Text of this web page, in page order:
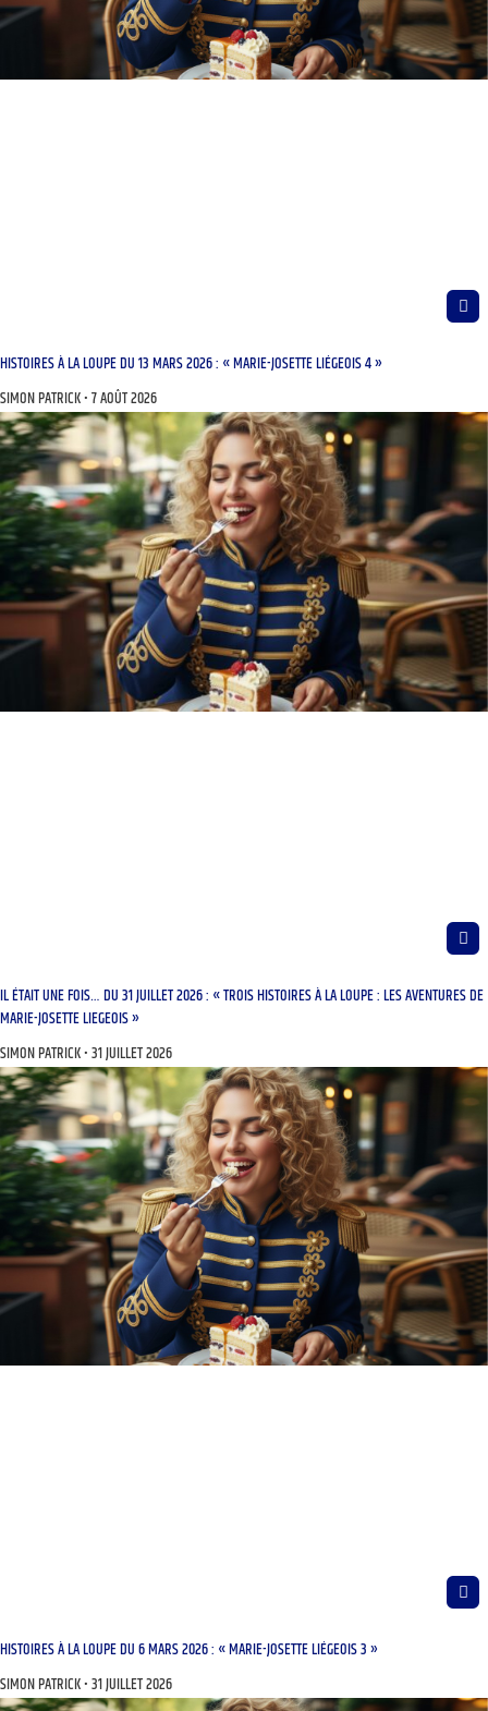
HISTOIRES À LA LOUPE DU 13 MARS 2026 : « MARIE-JOSETTE LIÉGEOIS 4 »
SIMON PATRICK 7 AOÛT 2026
IL ÉTAIT UNE FOIS… DU 31 JUILLET 2026 : « TROIS HISTOIRES À LA LOUPE : LES AVENTURES DE
MARIE-JOSETTE LIEGEOIS »
SIMON PATRICK 31 JUILLET 2026
HISTOIRES À LA LOUPE DU 6 MARS 2026 : « MARIE-JOSETTE LIÉGEOIS 3 »
SIMON PATRICK 31 JUILLET 2026